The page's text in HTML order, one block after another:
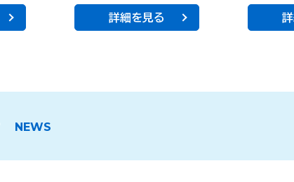
詳細を見る
NEWS